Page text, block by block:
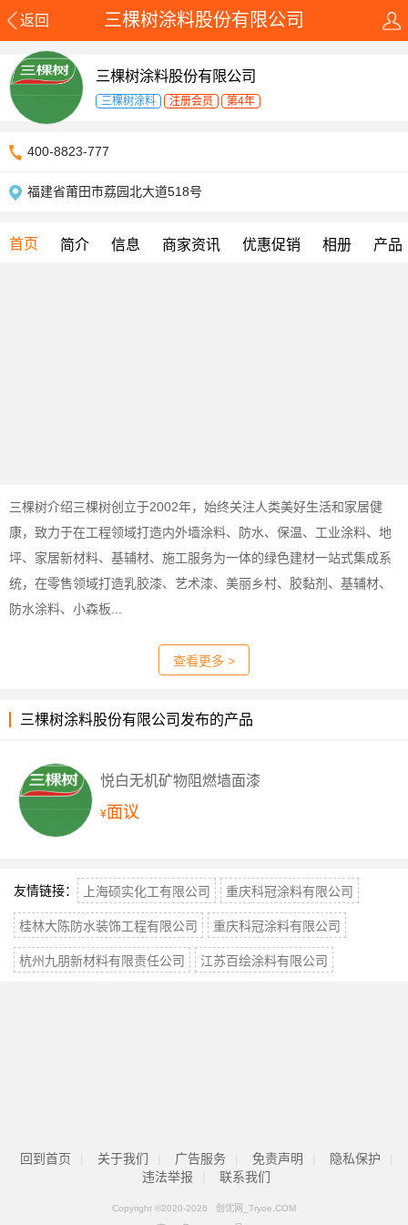
返回 三棵树涂料股份有限公司
三棵树涂料股份有限公司
三棵树涂料 注册会员 第4年
400-8823-777
福建省莆田市荔园北大道518号
首页 简介 信息 商家资讯 优惠促销 相册 产品
三棵树介绍三棵树创立于2002年，始终关注人类美好生活和家居健
康，致力于在工程领域打造内外墙涂料、防水、保温、工业涂料、地
坪、家居新材料、基辅材、施工服务为一体的绿色建材一站式集成系
统，在零售领域打造乳胶漆、艺术漆、美丽乡村、胶黏剂、基辅材、
防水涂料、小森板...
查看更多 >
三棵树涂料股份有限公司发布的产品
悦白无机矿物阻燃墙面漆
¥面议
友情链接： 上海硕实化工有限公司 重庆科冠涂料有限公司
桂林大陈防水装饰工程有限公司 重庆科冠涂料有限公司
杭州九朋新材料有限责任公司 江苏百绘涂料有限公司
回到首页 关于我们 广告服务 免责声明 隐私保护
违法举报
联系我们
Copyright ©2020-2026 创优网_Tryoe.COM